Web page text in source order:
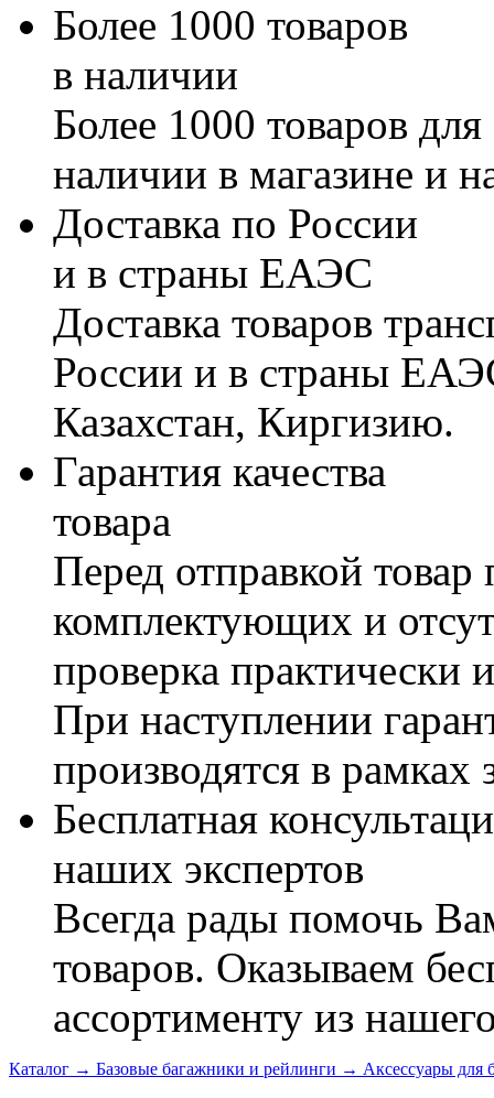
Более 1000 товаров
в наличии
Более 1000 товаров
наличии в магазине и
Доставка по России
и в страны ЕАЭС
Доставка товаров
России и в страны
Казахстан, Киргизию.
Гарантия качества
товара
Перед отправкой товар
комплектующих и
проверка практически
При наступлении
производятся в рамках
Бесплатная
наших экспертов
Всегда рады помочь
товаров. Оказываем
ассортименту из
Каталог → Базовые багажники и рейлинги → Аксессуары для